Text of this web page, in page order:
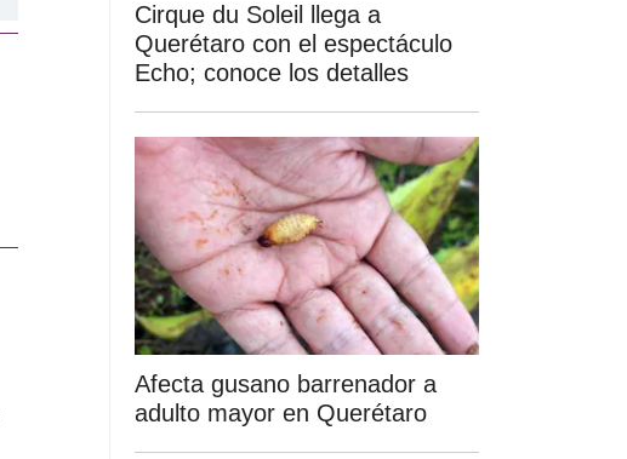
Cirque du Soleil llega a
Querétaro con el espectáculo
Echo; conoce los detalles
Afecta gusano barrenador a
adulto mayor en Querétaro